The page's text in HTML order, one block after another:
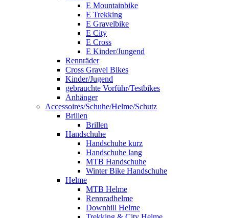
E Mountainbike
E Trekking
E Gravelbike
E City
E Cross
E Kinder/Jungend
Rennräder
Cross Gravel Bikes
Kinder/Jugend
gebrauchte Vorführ/Testbikes
Anhänger
Accessoires/Schuhe/Helme/Schutz
Brillen
Brillen
Handschuhe
Handschuhe kurz
Handschuhe lang
MTB Handschuhe
Winter Bike Handschuhe
Helme
MTB Helme
Rennradhelme
Downhill Helme